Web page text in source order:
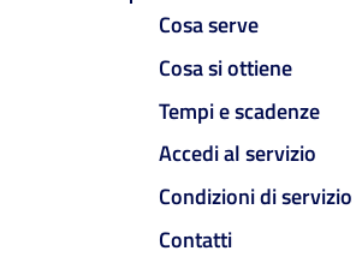
Cosa serve
Cosa si ottiene
Tempi e scadenze
Accedi al servizio
Condizioni di servizio
Contatti